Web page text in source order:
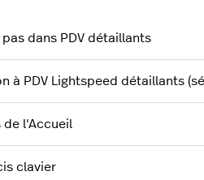
pas dans PDV détaillants
à PDV Lightspeed détaillants
de l'Accueil
clavier